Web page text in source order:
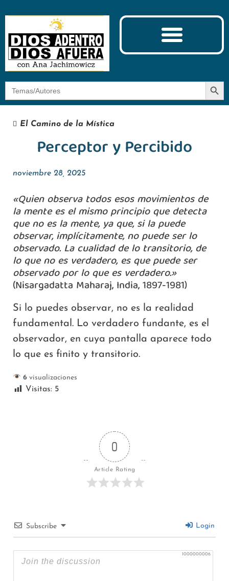
Botón
El Camino de la Mística
Perceptor y Percibido
noviembre 28, 2025
«Quien observa todos esos movimientos de
la mente es el mismo principio que detecta
que no es la mente, ya que, si la puede
observar, implícitamente, no puede ser lo
observado. La cualidad de lo transitorio, de
lo que no es verdadero, es que puede ser
observado por lo que es verdadero.»
(Nisargadatta Maharaj, India, 1897-1981)
Si lo puedes observar, no es la realidad
fundamental. Lo verdadero fundante, es el
observador, en cuya pantalla aparece todo
lo que es finito y transitorio.
6visualizaciones
Visitas: 5
0
Article Rating
Subscribe Login
1000000006